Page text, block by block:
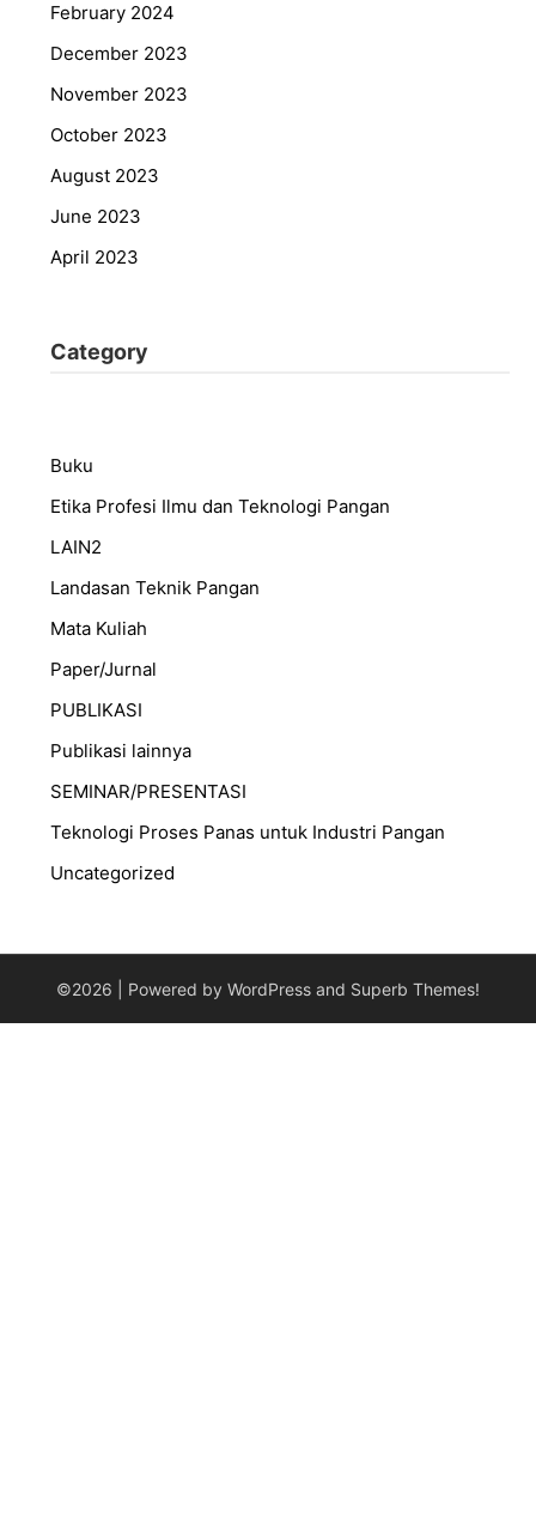
February 2024
December 2023
November 2023
October 2023
August 2023
June 2023
April 2023
Category
Buku
Etika Profesi Ilmu dan Teknologi Pangan
LAIN2
Landasan Teknik Pangan
Mata Kuliah
Paper/Jurnal
PUBLIKASI
Publikasi lainnya
SEMINAR/PRESENTASI
⁠Teknologi Proses Panas untuk Industri Pangan
Uncategorized
©2026 | Powered by WordPress and Superb Themes!